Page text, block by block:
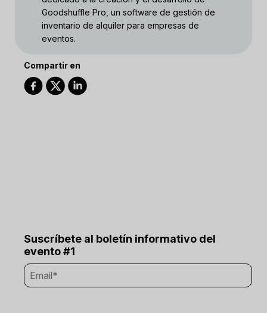
Goodshuffle Pro, un software de gestión de
inventario de alquiler para empresas de
eventos.
Compartir en
Suscríbete al boletín informativo del
evento #1